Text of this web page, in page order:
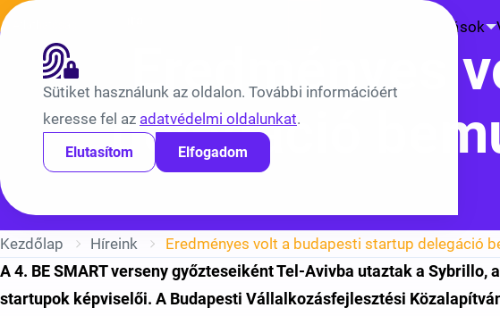
Sütiket használunk az oldalon. További információért
keresse fel az adatvédelmi oldalunkat.
Elutasítom Elfogadom
Kutatások
Eredményes
delegáció
Kezdőlap
Híreink
A 4. BE SMART verseny győzteseiként Tel-Avivba utaztak a Sybrillo,
startupok képviselői. A Budapesti Vállalkozásfejlesztési